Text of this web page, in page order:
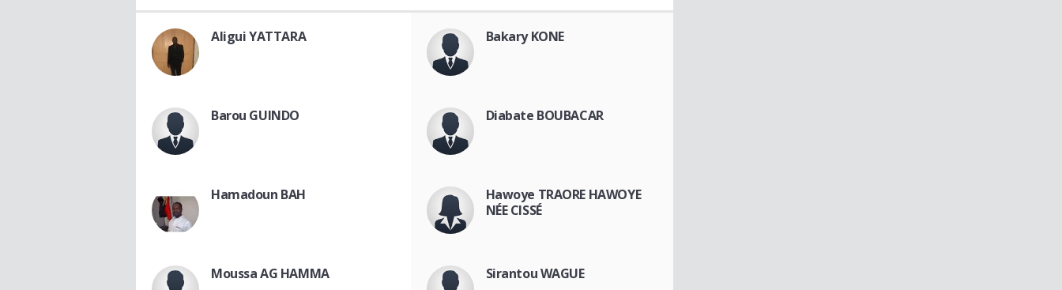
Aligui YATTARA Bakary KONE
Barou GUINDO Diabate BOUBACAR
Hamadoun BAH
Hawoye TRAORE HAWOYE
NÉE CISSÉ
Moussa AG HAMMA Sirantou WAGUE